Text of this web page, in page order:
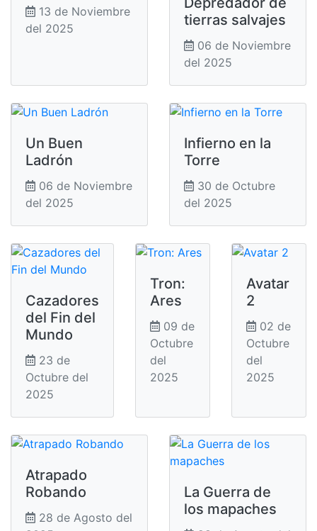
13 de Noviembre
del 2025
tierras salvajes
06 de Noviembre
del 2025
Un Buen
Ladrón
06 de Noviembre
del 2025
Infierno en la
Torre
30 de Octubre
del 2025
Cazadores
del Fin del
Mundo
23 de
Octubre del
2025
Tron:
Ares
09 de
Octubre
del
2025
Avatar
2
02 de
Octubre
del
2025
Atrapado
Robando
28 de Agosto del
La Guerra de
los mapaches